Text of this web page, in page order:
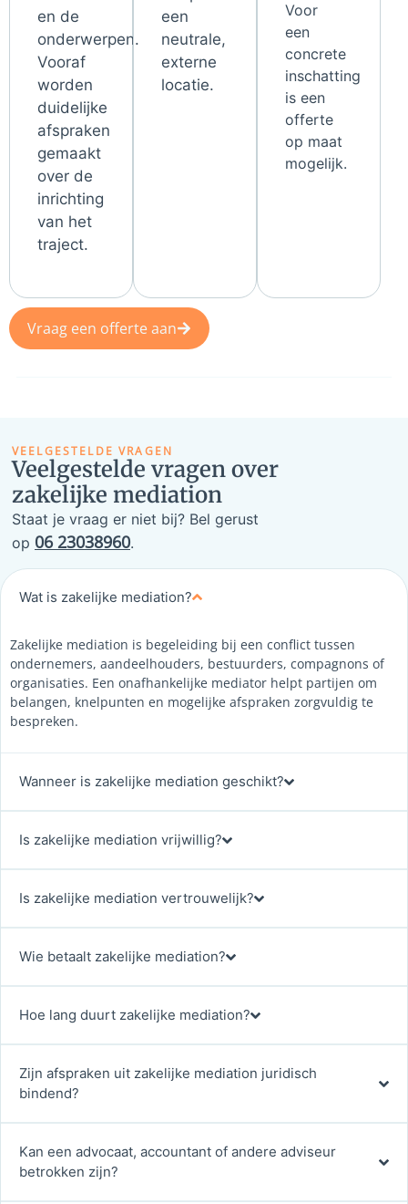
en de
onderwerpen.
Vooraf
worden
duidelijke
afspraken
gemaakt
over de
inrichting
van het
traject.
een
neutrale,
externe
locatie.
Voor
een
concrete
inschatting
is een
offerte
op maat
mogelijk.
Vraag een offerte aan
VEELGESTELDE VRAGEN
Veelgestelde vragen over
zakelijke mediation
Staat je vraag er niet bij? Bel gerust
op 06 23038960.
Wat is zakelijke mediation?
Zakelijke mediation is begeleiding bij een conflict tussen
ondernemers, aandeelhouders, bestuurders, compagnons of
organisaties. Een onafhankelijke mediator helpt partijen om
belangen, knelpunten en mogelijke afspraken zorgvuldig te
bespreken.
Wanneer is zakelijke mediation geschikt?
Is zakelijke mediation vrijwillig?
Is zakelijke mediation vertrouwelijk?
Wie betaalt zakelijke mediation?
Hoe lang duurt zakelijke mediation?
Zijn afspraken uit zakelijke mediation juridisch
bindend?
Kan een advocaat, accountant of andere adviseur
betrokken zijn?